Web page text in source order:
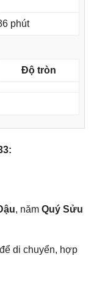
phút
Độ tròn
, năm Quý Sửu
di chuyển, hợp